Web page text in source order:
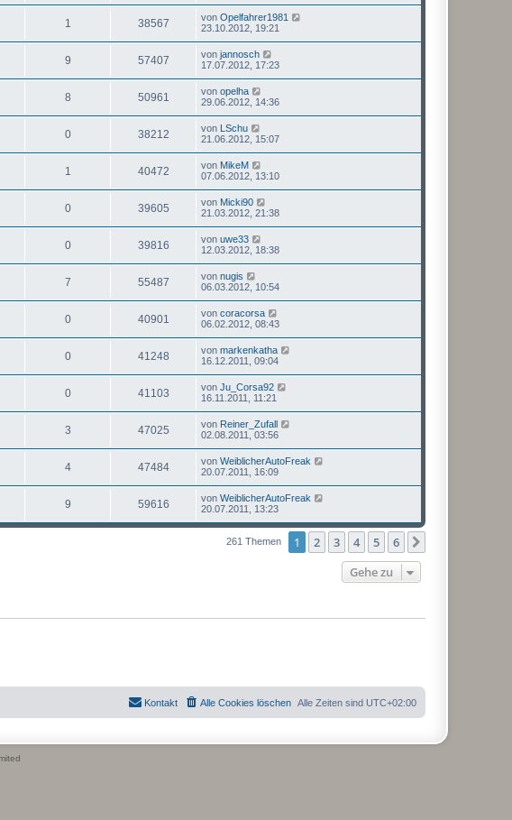
1 38567 von Opelfahrer1981
23.10.2012, 19:21
9 57407 von jannosch
17.07.2012, 17:23
8 50961 von opelha
29.06.2012, 14:36
0 38212 von LSchu
21.06.2012, 15:07
1 40472 von MikeM
07.06.2012, 13:10
0 39605 von Micki90
21.03.2012, 21:38
0 39816 von uwe33
12.03.2012, 18:38
7 55487 von nugis
06.03.2012, 10:54
0 40901 von coracorsa
06.02.2012, 08:43
0 41248 von markenkatha
16.12.2011, 09:04
0 41103 von Ju_Corsa92
16.11.2011, 11:21
3 47025 von Reiner_Zufall
02.08.2011, 03:56
4 47484 von WeiblicherAutoFreak
20.07.2011, 16:09
9 59616 von WeiblicherAutoFreak
20.07.2011, 13:23
261 Themen 1 2 3 4 5 6
Gehe zu
Alle Zeiten sind UTC+02:00
Alle Cookies löschen
Kontakt